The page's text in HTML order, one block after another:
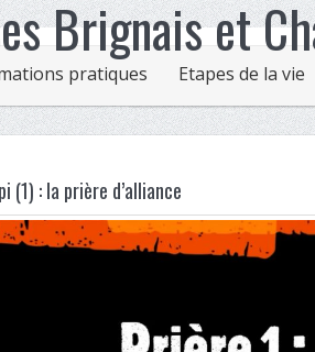
pratiques Etapes de la vie
(1) : la prière d’alliance